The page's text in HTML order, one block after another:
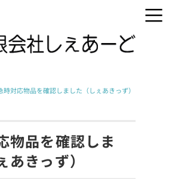
時対応物品を確認しました（しぇあきっず）
物品を確認しま
あきっず）